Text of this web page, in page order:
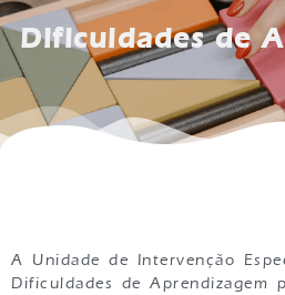
Dificuldades de
A Unidade de Intervenção
Dificuldades de Aprendizagem